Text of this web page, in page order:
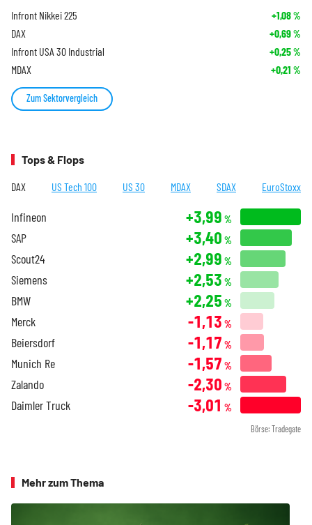
Infront Nikkei 225 +1,08%
DAX +0,69%
Infront USA 30 Industrial +0,25%
MDAX +0,21 %
Zum Sektorvergleich
Tops & Flops
DAX US Tech 100 US 30 MDAX SDAX EuroStoxx
Infineon +3,99 %
SAP +3,40 %
Scout24 +2,99 %
Siemens +2,53 %
BMW +2,25 %
Merck -1,13 %
Beiersdorf -1,17 %
Munich Re -1,57 %
Zalando -2,30 %
Daimler Truck -3,01 %
Börse: Tradegate
Mehr zum Thema